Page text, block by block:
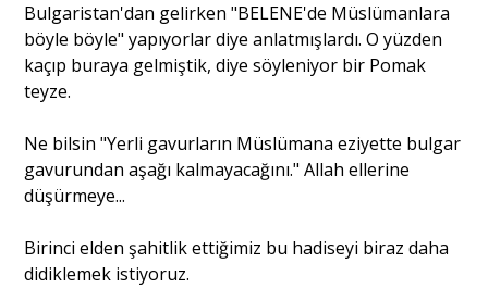
Bulgaristan'dan gelirken "BELENE'de Müslümanlara
böyle böyle" yapıyorlar diye anlatmışlardı. O yüzden
kaçıp buraya gelmiştik, diye söyleniyor bir Pomak
teyze.
Ne bilsin "Yerli gavurların Müslümana eziyette bulgar
gavurundan aşağı kalmayacağını." Allah ellerine
düşürmeye...
Birinci elden şahitlik ettiğimiz bu hadiseyi biraz daha
didiklemek istiyoruz.